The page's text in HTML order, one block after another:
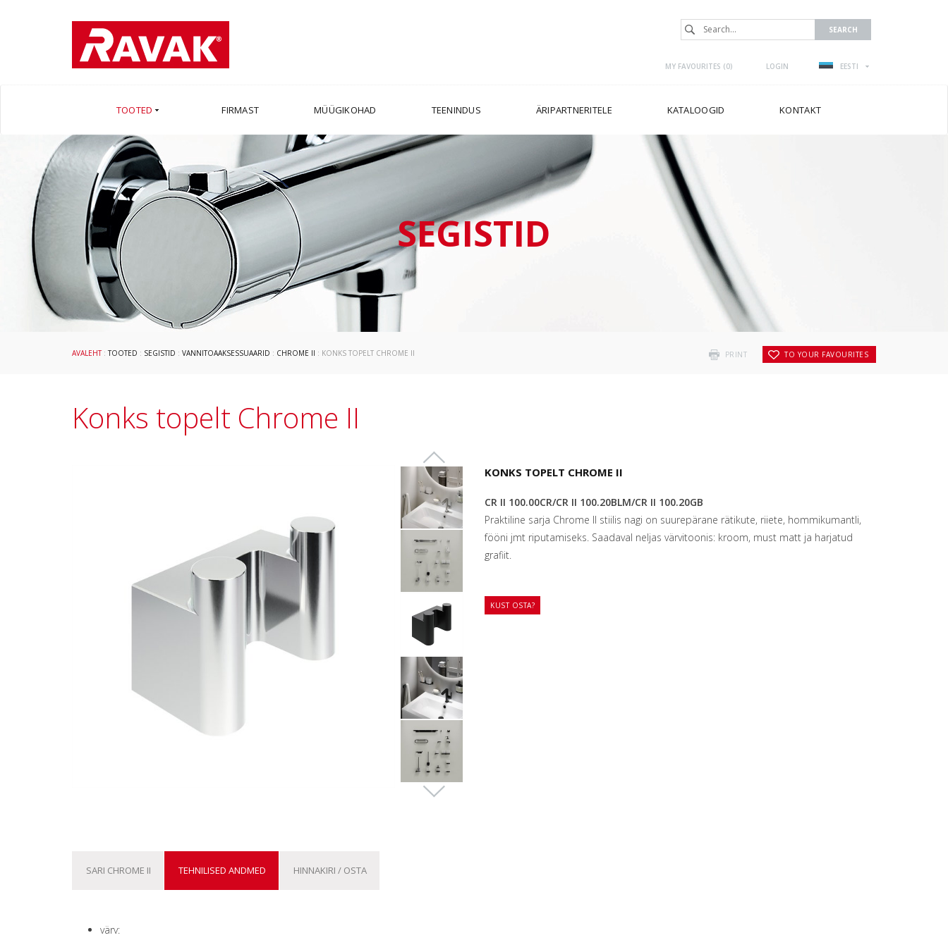
MY FAVOURITES (0) LOGIN EESTI
TOOTED FIRMAST MÜÜGIKOHAD TEENINDUS ÄRIPARTNERITELE KATALOOGID KONTAKT
SEGISTID
PRINT TO YOUR FAVOURITES
AVALEHT:TOOTED : SEGISTID : VANNITOAAKSESSUAARID : CHROME II : KONKS TOPELT CHROME II
Konks topelt Chrome II
KONKS TOPELT CHROME II
CR II 100.00CR/CR II 100.20BLM/CR II 100.20GB
Praktiline sarja Chrome II stiilis nagi on suurepärane rätikute, riiete, hommikumantli,
fööni jmt riputamiseks. Saadaval neljas värvitoonis: kroom, must matt ja harjatud
grafiit.
KUST OSTA?
SARI CHROME II TEHNILISED ANDMED HINNAKIRI / OSTA
värv: